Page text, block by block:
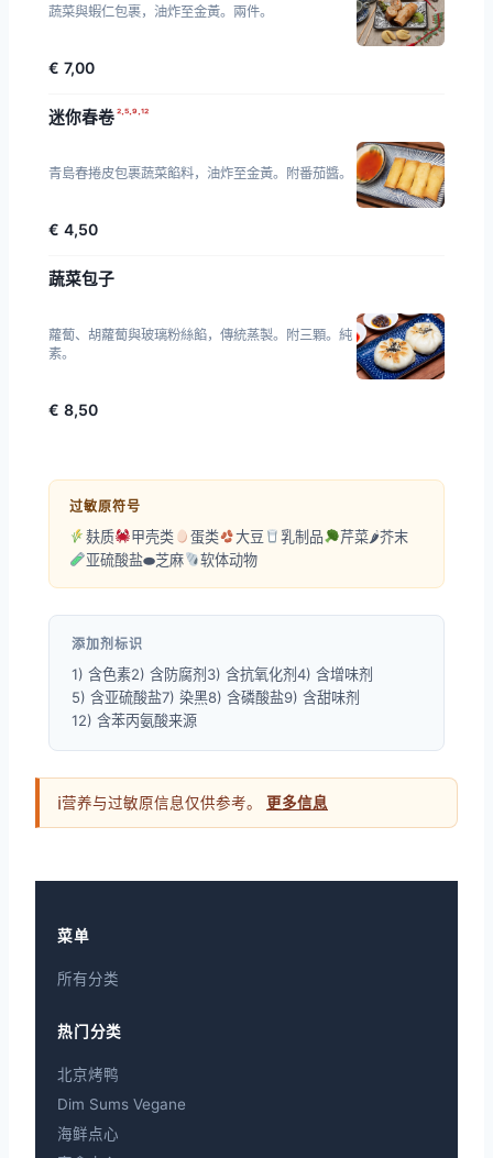
蔬菜與蝦仁包裹，油炸至金黃。兩件。
€ 7,00
迷你春卷²·⁵·⁹·¹²
青島春捲皮包裹蔬菜餡料，油炸至金黃。附番茄醬。
€ 4,50
蔬菜包子
蘿蔔、胡蘿蔔與玻璃粉絲餡，傳統蒸製。附三顆。純
素。
€ 8,50
过敏原符号
麸质 甲壳类 蛋类 大豆 乳制品 芹菜🌶芥末
亚硫酸盐⬬芝麻 软体动物
添加剂标识
1) 含色素2) 含防腐剂 3) 含抗氧化剂4) 含增味剂
5) 含亚硫酸盐7) 染黑8) 含磷酸盐9) 含甜味剂
12) 含苯丙氨酸来源
ℹ营养与过敏原信息仅供参考。 更多信息
菜单
所有分类
热门分类
北京烤鸭
Dim Sums Vegane
海鲜点心